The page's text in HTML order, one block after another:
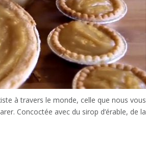
à travers le monde, celle que nous vous
Concoctée avec du sirop d’érable, de la